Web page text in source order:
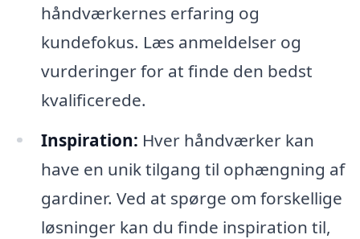
håndværkernes erfaring og
kundefokus. Læs anmeldelser og
vurderinger for at finde den bedst
kvalificerede.
Inspiration: Hver håndværker kan
have en unik tilgang til ophængning af
gardiner. Ved at spørge om forskellige
løsninger kan du finde inspiration til,